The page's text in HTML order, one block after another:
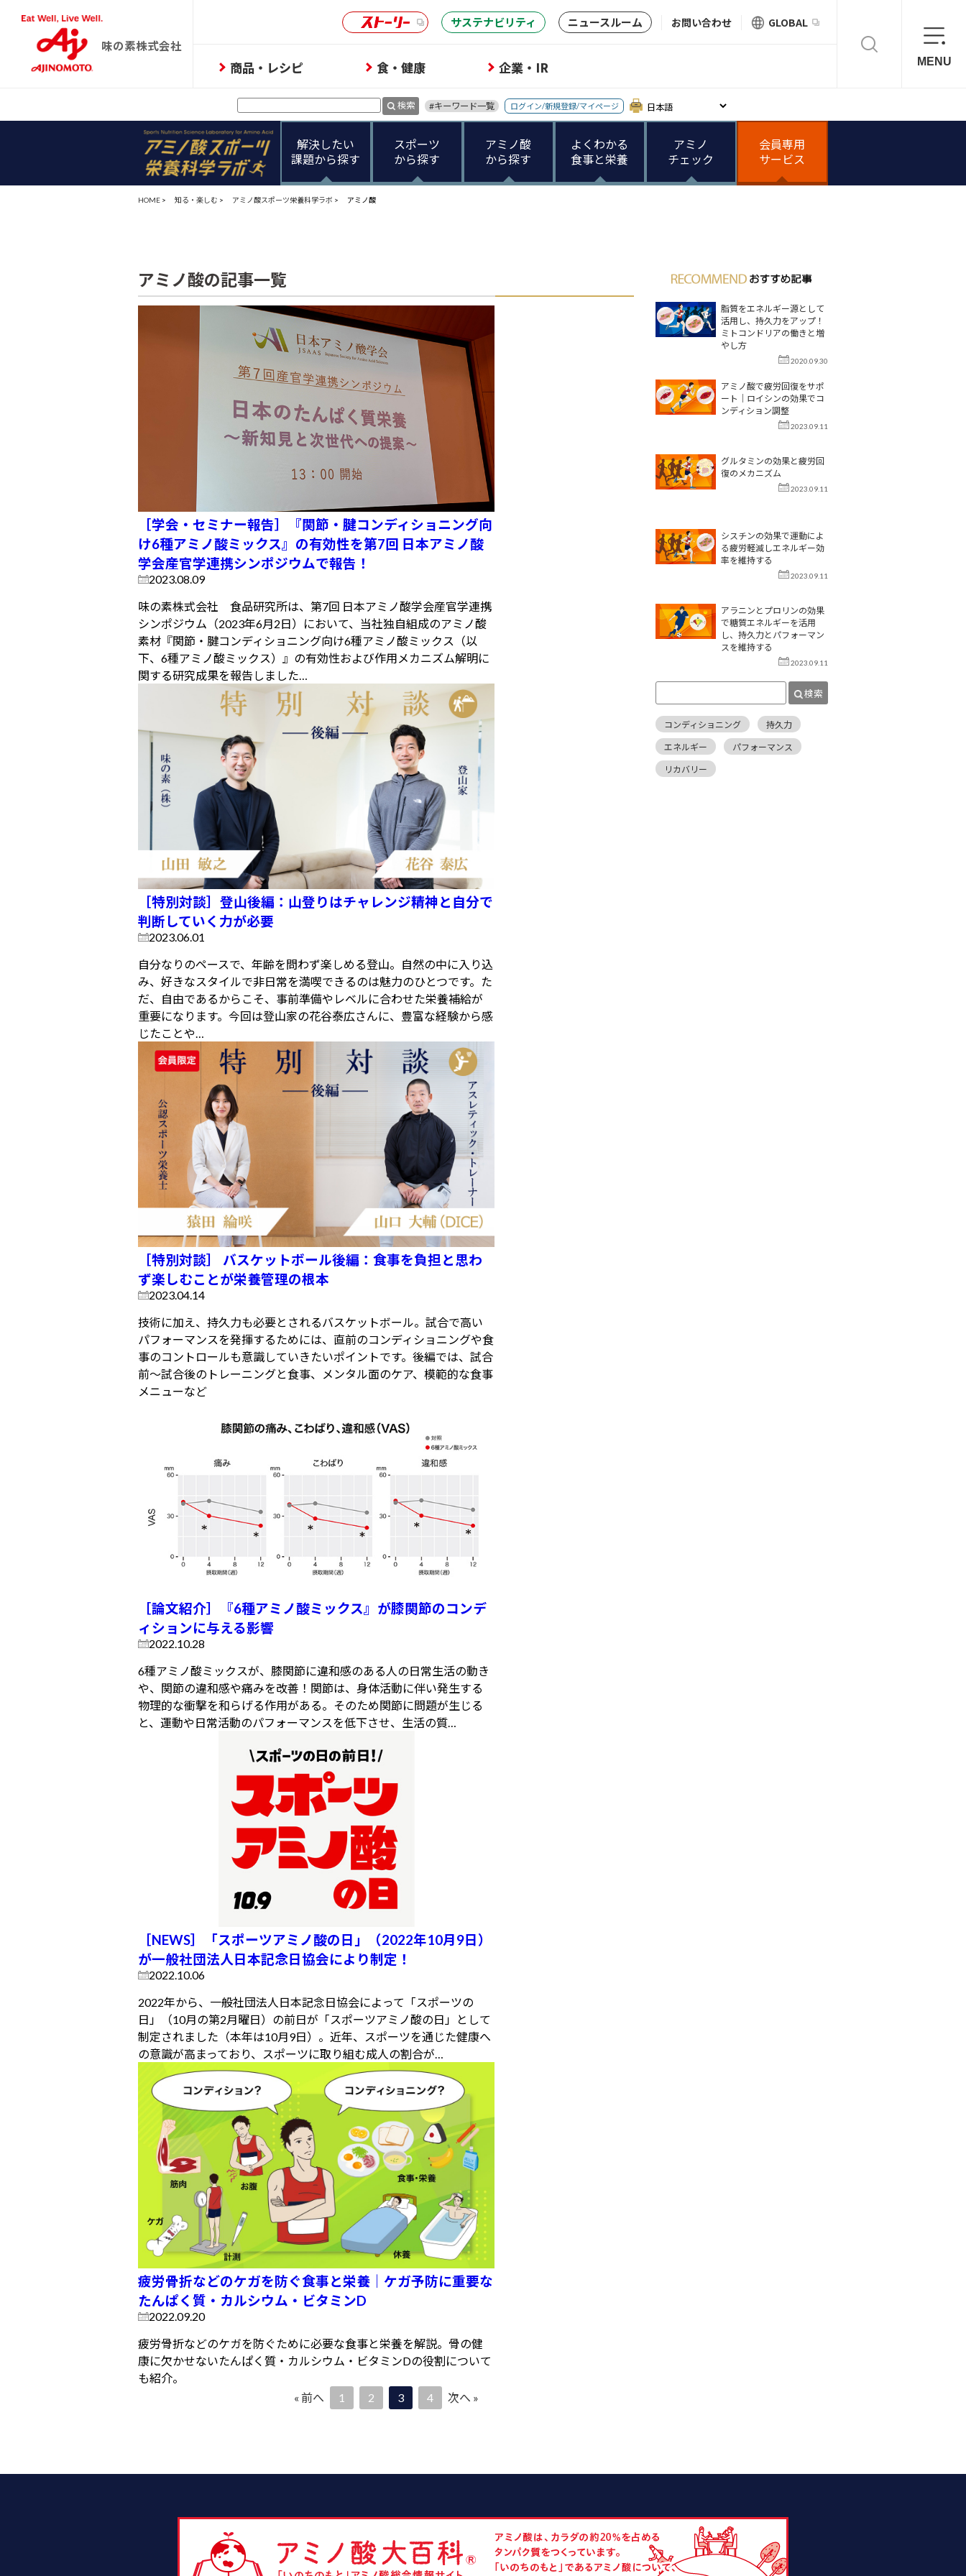
味の素株式会社
サステナビリティ ニュースルーム お問い合わせ GLOBAL
商品・レシピ 食・健康 企業・IR MENU
検索 #キーワード一覧 ログイン/新規登録/マイページ
解決したい
課題から探す
スポーツ
から探す
アミノ酸
から探す
よくわかる
食事と栄養
アミノ
チェック
会員専用
サービス
HOME > 知る・楽しむ > アミノ酸スポーツ栄養科学ラボ > アミノ酸
アミノ酸の記事一覧
［学会・セミナー報告］『関節・腱コンディショニング向
け6種アミノ酸ミックス』の有効性を第7回 日本アミノ酸
学会産官学連携シンポジウムで報告！
2023.08.09
味の素株式会社 食品研究所は、第7回 日本アミノ酸学会産官学連携
シンポジウム（2023年6月2日）において、当社独自組成のアミノ酸
素材『関節・腱コンディショニング向け6種アミノ酸ミックス（以
下、6種アミノ酸ミックス）』の有効性および作用メカニズム解明に
関する研究成果を報告しました…
［特別対談］登山後編：山登りはチャレンジ精神と自分で
判断していく力が必要
2023.06.01
自分なりのペースで、年齢を問わず楽しめる登山。自然の中に入り込
み、好きなスタイルで非日常を満喫できるのは魅力のひとつです。た
だ、自由であるからこそ、事前準備やレベルに合わせた栄養補給が
重要になります。今回は登山家の花谷泰広さんに、豊富な経験から感
じたことや…
［特別対談］ バスケットボール後編：食事を負担と思わ
ず楽しむことが栄養管理の根本
2023.04.14
技術に加え、持久力も必要とされるバスケットボール。試合で高い
パフォーマンスを発揮するためには、直前のコンディショニングや食
事のコントロールも意識していきたいポイントです。後編では、試合
前～試合後のトレーニングと食事、メンタル面のケア、模範的な食事
メニューなど
［論文紹介］『6種アミノ酸ミックス』が膝関節のコンデ
ィションに与える影響
2022.10.28
6種アミノ酸ミックスが、膝関節に違和感のある人の日常生活の動き
や、関節の違和感や痛みを改善！関節は、身体活動に伴い発生する
物理的な衝撃を和らげる作用がある。そのため関節に問題が生じる
と、運動や日常活動のパフォーマンスを低下させ、生活の質…
［NEWS］「スポーツアミノ酸の日」（2022年10月9日）
が一般社団法人日本記念日協会により制定！
2022.10.06
2022年から、一般社団法人日本記念日協会によって「スポーツの
日」（10月の第2月曜日）の前日が「スポーツアミノ酸の日」として
制定されました（本年は10月9日）。近年、スポーツを通じた健康へ
の意識が高まっており、スポーツに取り組む成人の割合が…
疲労骨折などのケガを防ぐ食事と栄養｜ケガ予防に重要な
たんぱく質・カルシウム・ビタミンD
2022.09.20
疲労骨折などのケガを防ぐために必要な食事と栄養を解説。骨の健
康に欠かせないたんぱく質・カルシウム・ビタミンDの役割について
も紹介。
« 前へ
1 2 3 4 次へ »
脂質をエネルギー源として
活用し、持久力をアップ！
ミトコンドリアの働きと増
やし方
2020.09.30
アミノ酸で疲労回復をサポ
ート｜ロイシンの効果でコ
ンディション調整
2023.09.11
グルタミンの効果と疲労回
復のメカニズム
2023.09.11
シスチンの効果で運動によ
る疲労軽減しエネルギー効
率を維持する
2023.09.11
アラニンとプロリンの効果
で糖質エネルギーを活用
し、持久力とパフォーマン
スを維持する
2023.09.11
検索
コンディショニング 持久力
エネルギー パフォーマンス
リカバリー